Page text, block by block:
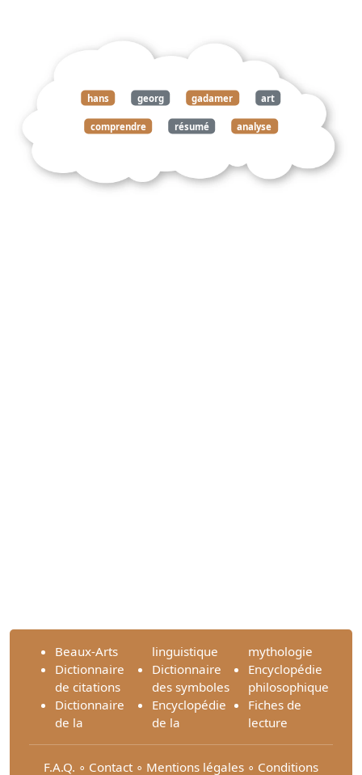
hans georg gadamer art
comprendre résumé analyse
Beaux-Arts
Dictionnaire
de citations
Dictionnaire
de la
linguistique
Dictionnaire
des symboles
Encyclopédie
de la
mythologie
Encyclopédie
philosophique
Fiches de
lecture
F.A.Q. ∘ Contact ∘ Mentions légales ∘ Conditions